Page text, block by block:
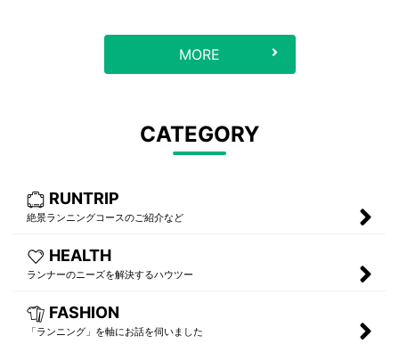
MORE
CATEGORY
RUNTRIP
絶景ランニングコースのご紹介など
HEALTH
ランナーのニーズを解決するハウツー
FASHION
「ランニング」を軸にお話を伺いました